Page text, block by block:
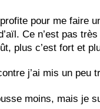
profite pour me faire
Ce n’est pas
plus c’est fort et
j’ai mis un peu
moins, mais je